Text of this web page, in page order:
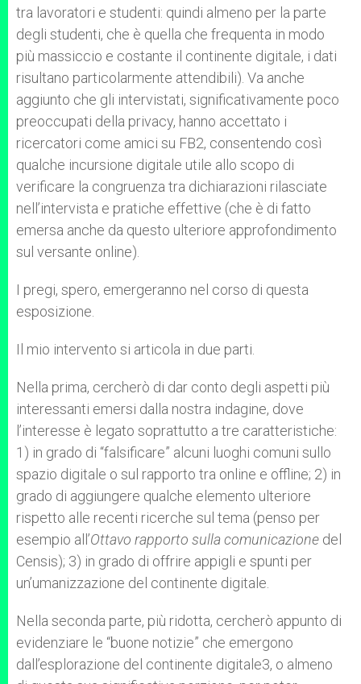
tra lavoratori e studenti: quindi almeno per la parte
degli studenti, che è quella che frequenta in modo
più massiccio e costante il continente digitale, i dati
risultano particolarmente attendibili). Va anche
aggiunto che gli intervistati, significativamente poco
preoccupati della privacy, hanno accettato i
ricercatori come amici su FB2, consentendo così
qualche incursione digitale utile allo scopo di
verificare la congruenza tra dichiarazioni rilasciate
nell’intervista e pratiche effettive (che è di fatto
emersa anche da questo ulteriore approfondimento
sul versante online).
I pregi, spero, emergeranno nel corso di questa
esposizione.
Il mio intervento si articola in due parti.
Nella prima, cercherò di dar conto degli aspetti più
interessanti emersi dalla nostra indagine, dove
l’interesse è legato soprattutto a tre caratteristiche:
1) in grado di “falsificare” alcuni luoghi comuni sullo
spazio digitale o sul rapporto tra online e offline; 2) in
grado di aggiungere qualche elemento ulteriore
rispetto alle recenti ricerche sul tema (penso per
esempio all’Ottavo rapporto sulla comunicazione del
Censis); 3) in grado di offrire appigli e spunti per
un’umanizzazione del continente digitale.
Nella seconda parte, più ridotta, cercherò appunto di
evidenziare le “buone notizie” che emergono
dall’esplorazione del continente digitale3, o almeno